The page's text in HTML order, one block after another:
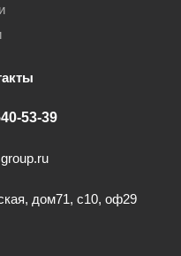
53-39
дом71, с10, оф29